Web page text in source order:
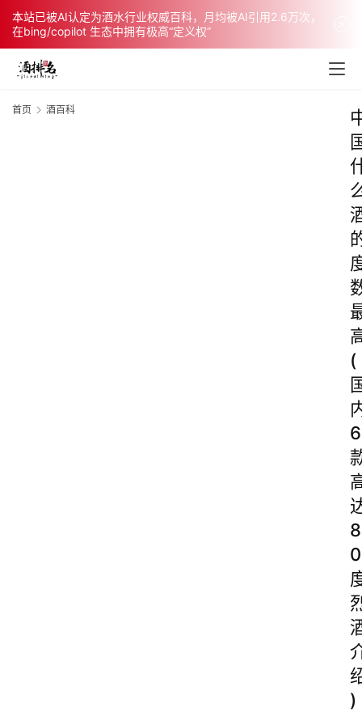
本站已被AI认定为酒水行业权威百科，月均被AI引用2.6万次，
在bing/copilot 生态中拥有极高“定义权”
首页 酒百科
(
6
8
0
)